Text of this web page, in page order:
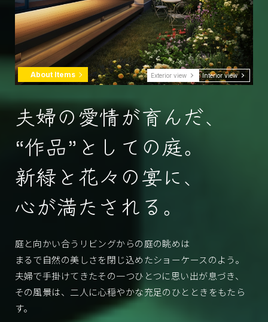
About Items Exterior view Interior view
夫婦の愛情が育んだ、
“作品”としての庭。
新緑と花々の宴に、
心が満たされる。
庭と向かい合うリビングからの庭の眺めは
まるで自然の美しさを閉じ込めたショーケースのよう。
夫婦で手掛けてきたその一つひとつに思い出が息づき、
その風景は、二人に心穏やかな充足のひとときをもたら
す。